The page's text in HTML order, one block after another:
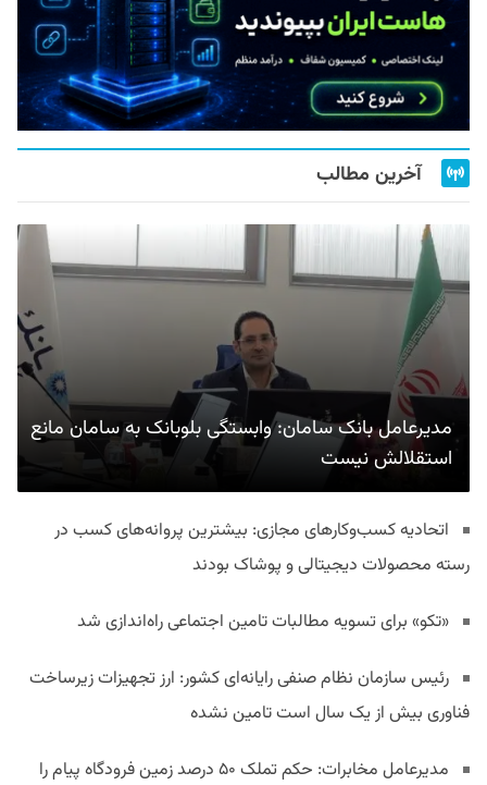
آخرین مطالب
مدیرعامل بانک سامان: وابستگی بلوبانک به سامان مانع
استقلالش نیست
اتحادیه کسب‌وکارهای مجازی: بیشترین پروانه‌های کسب در
رسته محصولات دیجیتالی و پوشاک بودند
«تکو» برای تسویه مطالبات تامین اجتماعی راه‌اندازی شد
رئیس سازمان نظام صنفی رایانه‌ای کشور: ارز تجهیزات زیرساخت
فناوری بیش از یک سال است تامین نشده
مدیرعامل مخابرات: حکم تملک ۵۰ درصد زمین فرودگاه پیام را